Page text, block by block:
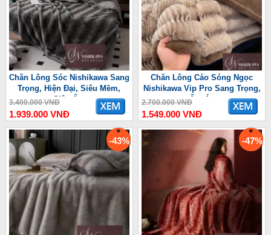
Chăn Lông Sóc Nishikawa Sang
Trọng, Hiện Đại, Siêu Mềm,
Siêu Ấm
3.400.000 VNĐ
1.939.000 VNĐ
Chăn Lông Cáo Sóng Ngọc
Nishikawa Vip Pro Sang Trọng,
Ấm Áp
2.700.000 VNĐ
1.549.000 VNĐ
-43% -47%